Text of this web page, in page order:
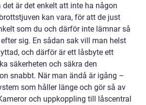
är det enkelt att inte ha någon
kan vara, för att de just
som du och därför inte lämnar så
sig. En sådan sak vill man helst
och därför är ett låsbyte ett
säkerheten och säkra den
snabbt. När man ändå är igång –
som håller länge och gör så av
och uppkoppling till låscentral